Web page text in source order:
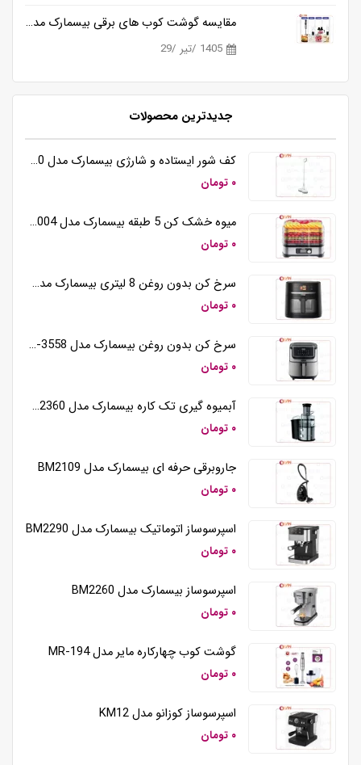
مقایسه گوشت کوب های برقی بیسمارک مدل BM3315 و BM3316
1405 /تیر /29
جدیدترین محصولات
کف شور ایستاده و شارژی بیسمارک مدل BM5510
۰ تومان
میوه خشک کن 5 طبقه بیسمارک مدل BM3004
۰ تومان
سرخ کن بدون روغن 8 لیتری بیسمارک مدل BM3570
۰ تومان
سرخ کن بدون روغن بیسمارک مدل BM-3558
۰ تومان
آبمیوه گیری تک کاره بیسمارک مدل BM2360
۰ تومان
جاروبرقی حرفه ای بیسمارک مدل BM2109
۰ تومان
اسپرسوساز اتوماتیک بیسمارک مدل BM2290
۰ تومان
اسپرسوساز بیسمارک مدل BM2260
۰ تومان
گوشت کوب چهارکاره مایر مدل MR-194
۰ تومان
اسپرسوساز کوزانو مدل KM12
۰ تومان